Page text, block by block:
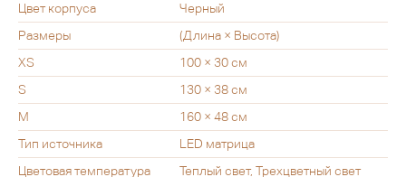
Цвет корпуса
Черный
Размеры
(Длина × Высота)
XS
100 × 30 см
S
130 × 38 см
M
160 × 48 см
Тип источника
LED матрица
Цветовая температура
Теплый свет, Трехцветный свет